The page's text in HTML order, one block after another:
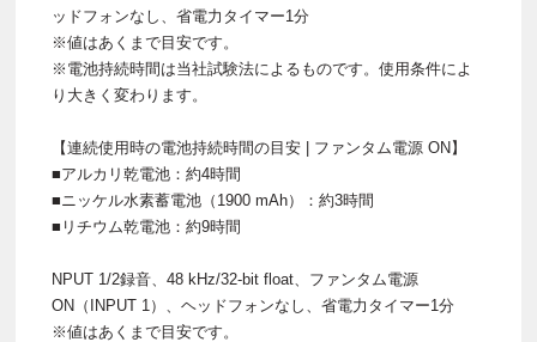
ッドフォンなし、省電力タイマー1分
※値はあくまで目安です。
※電池持続時間は当社試験法によるものです。使用条件によ
り大きく変わります。
【連続使用時の電池持続時間の目安 | ファンタム電源 ON】
■アルカリ乾電池：約4時間
■ニッケル水素蓄電池（1900 mAh）：約3時間
■リチウム乾電池：約9時間
NPUT 1/2録音、48 kHz/32-bit float、ファンタム電源
ON（INPUT 1）、ヘッドフォンなし、省電力タイマー1分
※値はあくまで目安です。